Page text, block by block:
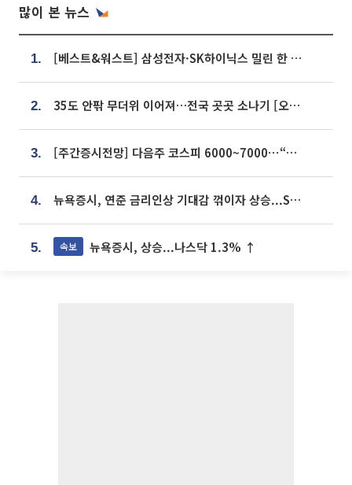
많이 본 뉴스
1. [베스트&워스트] 삼성전자·SK하이닉스 밀린 한 주…상상인증권은 85% 급등
2. 35도 안팎 무더위 이어져…전국 곳곳 소나기 [오늘 날씨]
3. [주간증시전망] 다음주 코스피 6000~7000⋯“外人 수급은 정책이 변수”
4. 뉴욕증시, 연준 금리인상 기대감 꺾이자 상승...S&P500 사상 최고치 [종합]
5. 속보 뉴욕증시, 상승...나스닥 1.3% ↑